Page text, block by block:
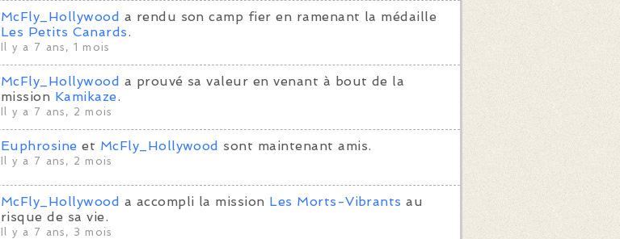
McFly_Hollywood a rendu son camp fier en ramenant la médaille
Les Petits Canards.
Il y a 7 ans, 1 mois
McFly_Hollywood a prouvé sa valeur en venant à bout de la
mission Kamikaze.
Il y a 7 ans, 2 mois
Euphrosine et McFly_Hollywood sont maintenant amis.
Il y a 7 ans, 2 mois
McFly_Hollywood a accompli la mission Les Morts-Vibrants au
risque de sa vie.
Il y a 7 ans, 3 mois